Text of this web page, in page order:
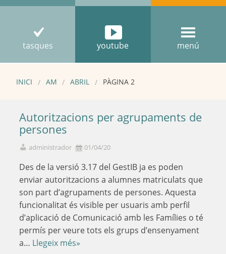
tasques youtube menú
INICI AM ABRIL PÀGINA 2
Autoritzacions per agrupaments de
persones
administrador 01/04/20
Des de la versió 3.17 del GestIB ja es poden
enviar autoritzacions a alumnes matriculats que
son part d’agrupaments de persones. Aquesta
funcionalitat és visible per usuaris amb perfil
d’aplicació de Comunicació amb les Famílies o té
permís per veure tots els grups d’ensenyament
a… Llegeix més»